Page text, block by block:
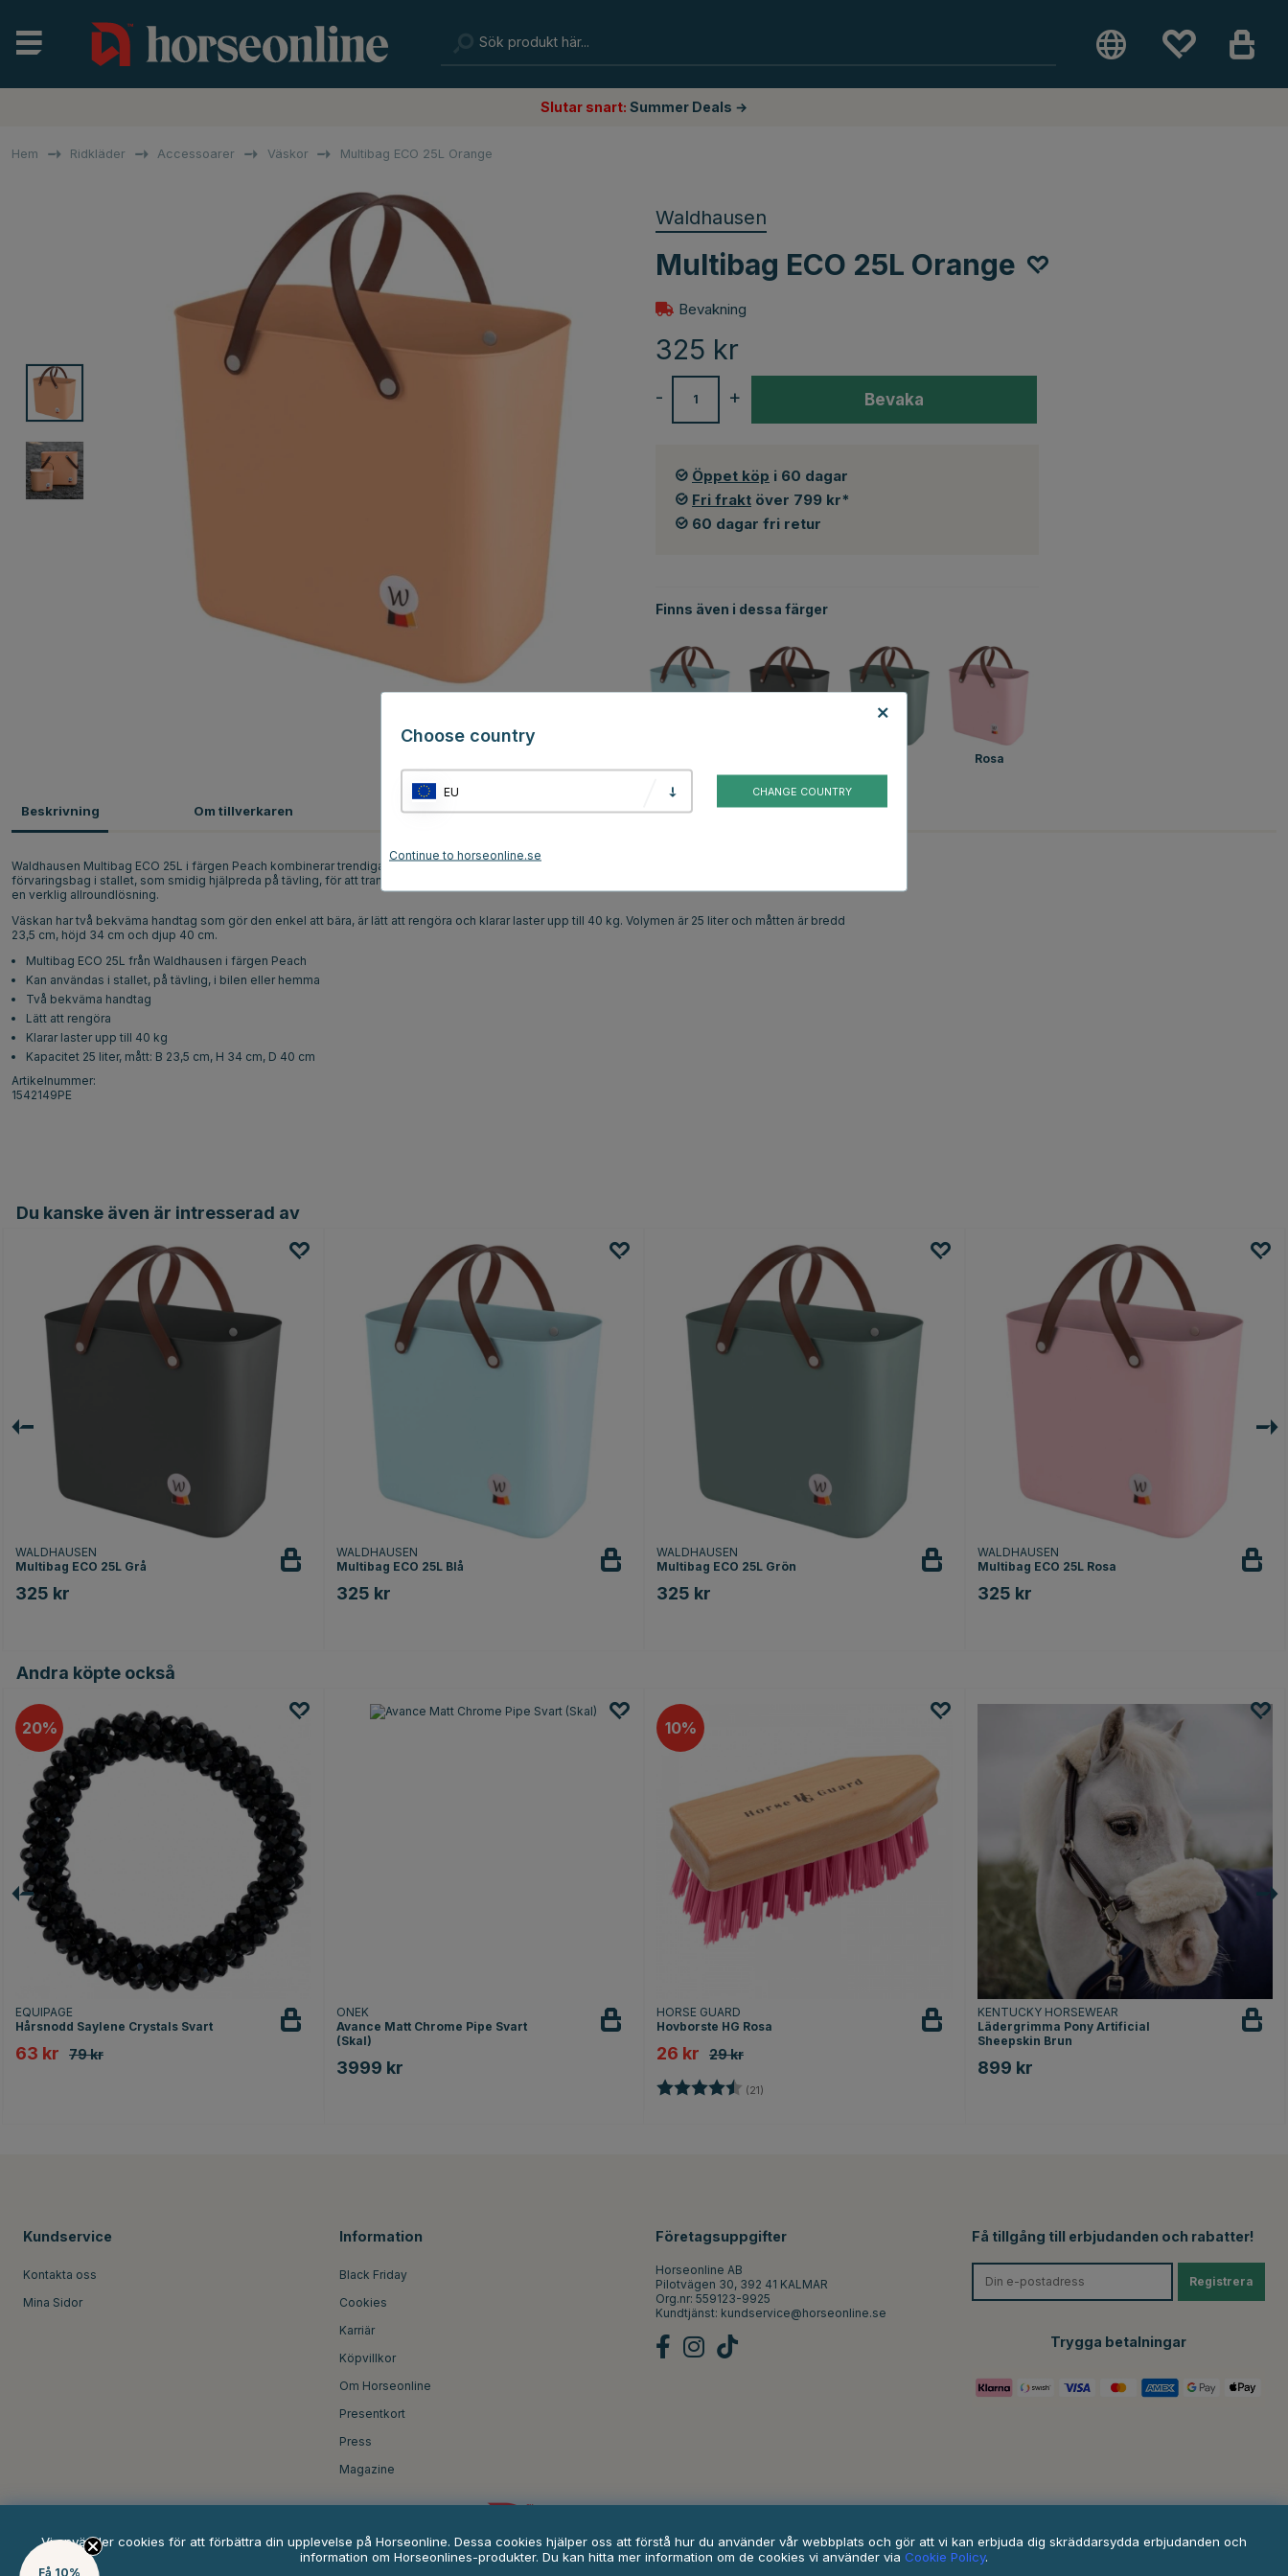
Slutar snart: Summer Deals →
Hem Ridkläder Accessoarer Väskor Multibag ECO 25L Orange
Waldhausen
Multibag ECO 25L Orange
Bevakning
325 kr
+
- Bevaka
Öppet köp i 60 dagar
Fri frakt över 799 kr*
60 dagar fri retur
Finns även i dessa färger
Rosa
Beskrivning
Waldhausen Multibag ECO 25L i färgen Peach kombinerar trendiga färger med en stilren design i en praktisk väska. Den kan användas som
förvaringsbag i stallet, som smidig hjälpreda på tävling, för att transportera saker i bilen eller helt enkelt för extra förvaring hemma, vilket gör den till
en verklig allroundlösning.
Väskan har två bekväma handtag som gör den enkel att bära, är lätt att rengöra och klarar laster upp till 40 kg. Volymen är 25 liter och måtten är bredd
23,5 cm, höjd 34 cm och djup 40 cm.
Multibag ECO 25L från Waldhausen i färgen Peach
Kan användas i stallet, på tävling, i bilen eller hemma
Två bekväma handtag
Lätt att rengöra
Klarar laster upp till 40 kg
Kapacitet 25 liter, mått: B 23,5 cm, H 34 cm, D 40 cm
Artikelnummer:
1542149PE
Om tillverkaren Omdömen
Du kanske även är intresserad av
WALDHAUSEN
Multibag ECO 25L Grå
325 kr
WALDHAUSEN
Multibag ECO 25L Blå
325 kr
WALDHAUSEN
Multibag ECO 25L Grön
325 kr
WALDHAUSEN
Multibag ECO 25L Rosa
325 kr
Andra köpte också
20
EQUIPAGE
Hårsnodd Saylene Crystals Svart
63 kr 79 kr
ONEK
Avance Matt Chrome Pipe Svart
(Skal)
3999 kr
10
HORSE GUARD
Hovborste HG Rosa
26 kr 29 kr
Betyg: (21)
KENTUCKY HORSEWEAR
Lädergrimma Pony Artificial
Sheepskin Brun
899 kr
Kundservice
Kontakta oss
Mina Sidor
Information
Black Friday
Cookies
Karriär
Köpvillkor
Om Horseonline
Presentkort
Press
Magazine
Företagsuppgifter
Horseonline AB
Pilotvägen 30, 392 41 KALMAR
Org.nr: 559123-9925
Kundtjänst: kundservice@horseonline.se
Få tillgång till erbjudanden och rabatter!
Registrera
Trygga betalningar
Vi använder cookies för att förbättra din upplevelse på Horseonline. Dessa cookies hjälper oss att förstå hur du använder vår webbplats och gör att vi kan erbjuda dig skräddarsydda erbjudanden och
information om Horseonlines-produkter. Du kan hitta mer information om de cookies vi använder via Cookie Policy.
Choose country
EU CHANGE COUNTRY
Continue to horseonline.se
Som prenumerant får du också kampanjer, nyheter och
inspiration först av alla.
E-postaddress
Ja, jag vill ha 10% rabatt
Din e-post är trygg med oss, och du kan när som helst avfölja.
*Gäller ej Kentucky Horsewear, Grooming Deluxe by Kentucky, Velari,
Kingsland, Dyon, Birth Alarm, Ariat, Uvex och Freejump. Kan inte kombineras
med andra rabattkoder, rabatterade produkter och gäller inte fraktkostnader.